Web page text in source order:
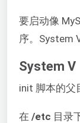
要启动像
序。System
System V
init 脚本的父
在 /etc 目录